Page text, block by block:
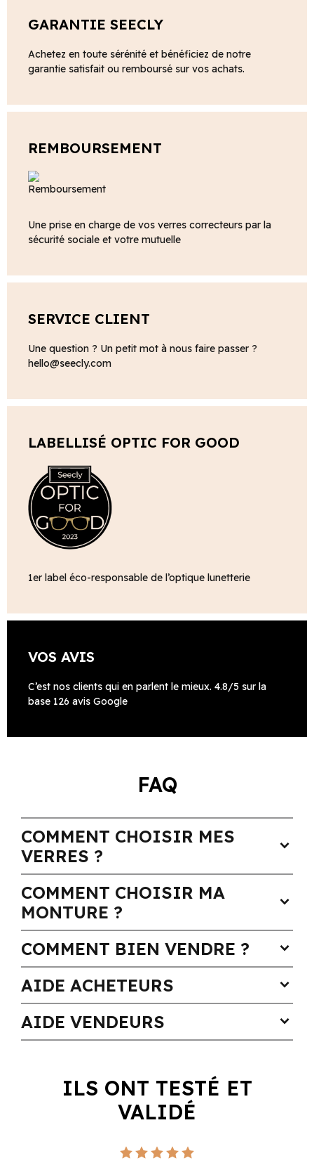
GARANTIE SEECLY
Achetez en toute sérénité et bénéficiez de notre
garantie satisfait ou remboursé sur vos achats.
REMBOURSEMENT
Une prise en charge de vos verres correcteurs par la
sécurité sociale et votre mutuelle
SERVICE CLIENT
Une question ? Un petit mot à nous faire passer ?
hello@seecly.com
LABELLISÉ OPTIC FOR GOOD
1er label éco-responsable de l’optique lunetterie
VOS AVIS
C’est nos clients qui en parlent le mieux. 4.8/5 sur la
base 126 avis Google
FAQ
COMMENT CHOISIR MES
VERRES ?
expand_more
COMMENT CHOISIR MA
MONTURE ?
expand_more
COMMENT BIEN VENDRE ? expand_more
AIDE ACHETEURS expand_more
AIDE VENDEURS expand_more
ILS ONT TESTÉ ET
VALIDÉ